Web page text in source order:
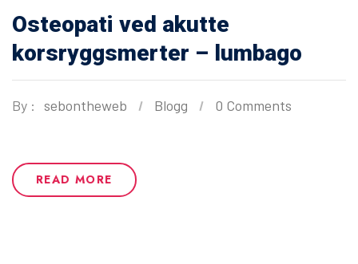
Osteopati ved akutte
korsryggsmerter – lumbago
By : sebontheweb Blogg 0 Comments
READ MORE